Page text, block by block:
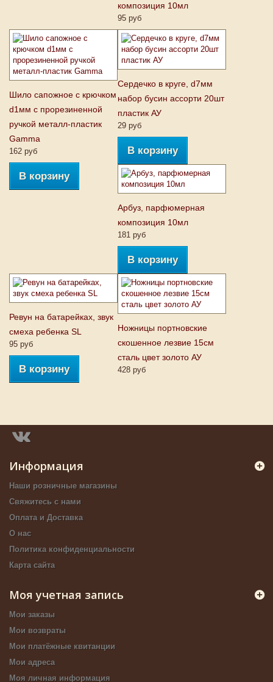
композиция 10мл
95 руб
Шило сапожное с крючком
d1мм с прорезиненной
ручкой металл-пластик
Gamma
162 руб
В корзину
Сердечко в круге, d7мм
набор бусин ассорти 20шт
пластик АУ
29 руб
В корзину
Арбуз, парфюмерная
композиция 10мл
181 руб
В корзину
Ревун на батарейках, звук
смеха ребенка SL
95 руб
В корзину
Ножницы портновские
скошенное лезвие 15см
сталь цвет золото АУ
428 руб
Информация
Наши розничные магазины
Свяжитесь с нами
Оплата и Доставка
О нас
Политика конфиденциальности
Карта сайта
Моя учетная запись
Мои заказы
Мои возвраты
Мои платёжные квитанции
Мои адреса
Моя личная информация